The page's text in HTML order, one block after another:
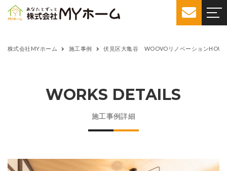
株式会社MYホーム 施工事例 伏見区大亀谷 WOOVOリノベーション
WORKS DETAILS
施工事例詳細